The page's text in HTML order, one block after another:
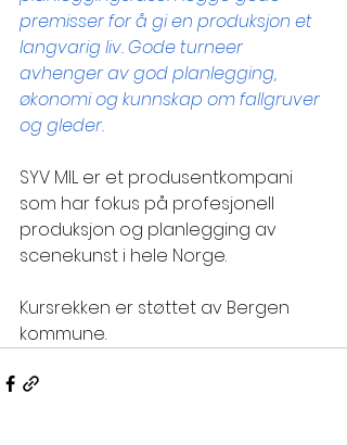
premisser for å gi en produksjon et
langvarig liv. Gode turneer
avhenger av god planlegging,
økonomi og kunnskap om fallgruver
og gleder.
SYV MIL er et produsentkompani
som har fokus på profesjonell
produksjon og planlegging av
scenekunst i hele Norge.
Kursrekken er støttet av Bergen
kommune.